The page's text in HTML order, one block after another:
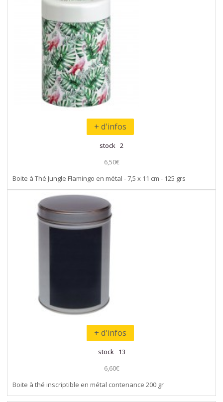
+ d'infos
stock 2
6,50€
Boite à Thé Jungle Flamingo en métal - 7,5 x 11 cm - 125 grs
+ d'infos
stock 13
6,60€
Boite à thé inscriptible en métal contenance 200 gr